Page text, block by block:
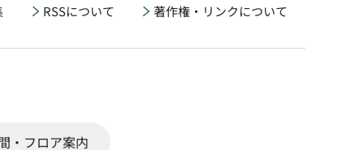
RSSについて 著作権・リンクについて
・フロア案内